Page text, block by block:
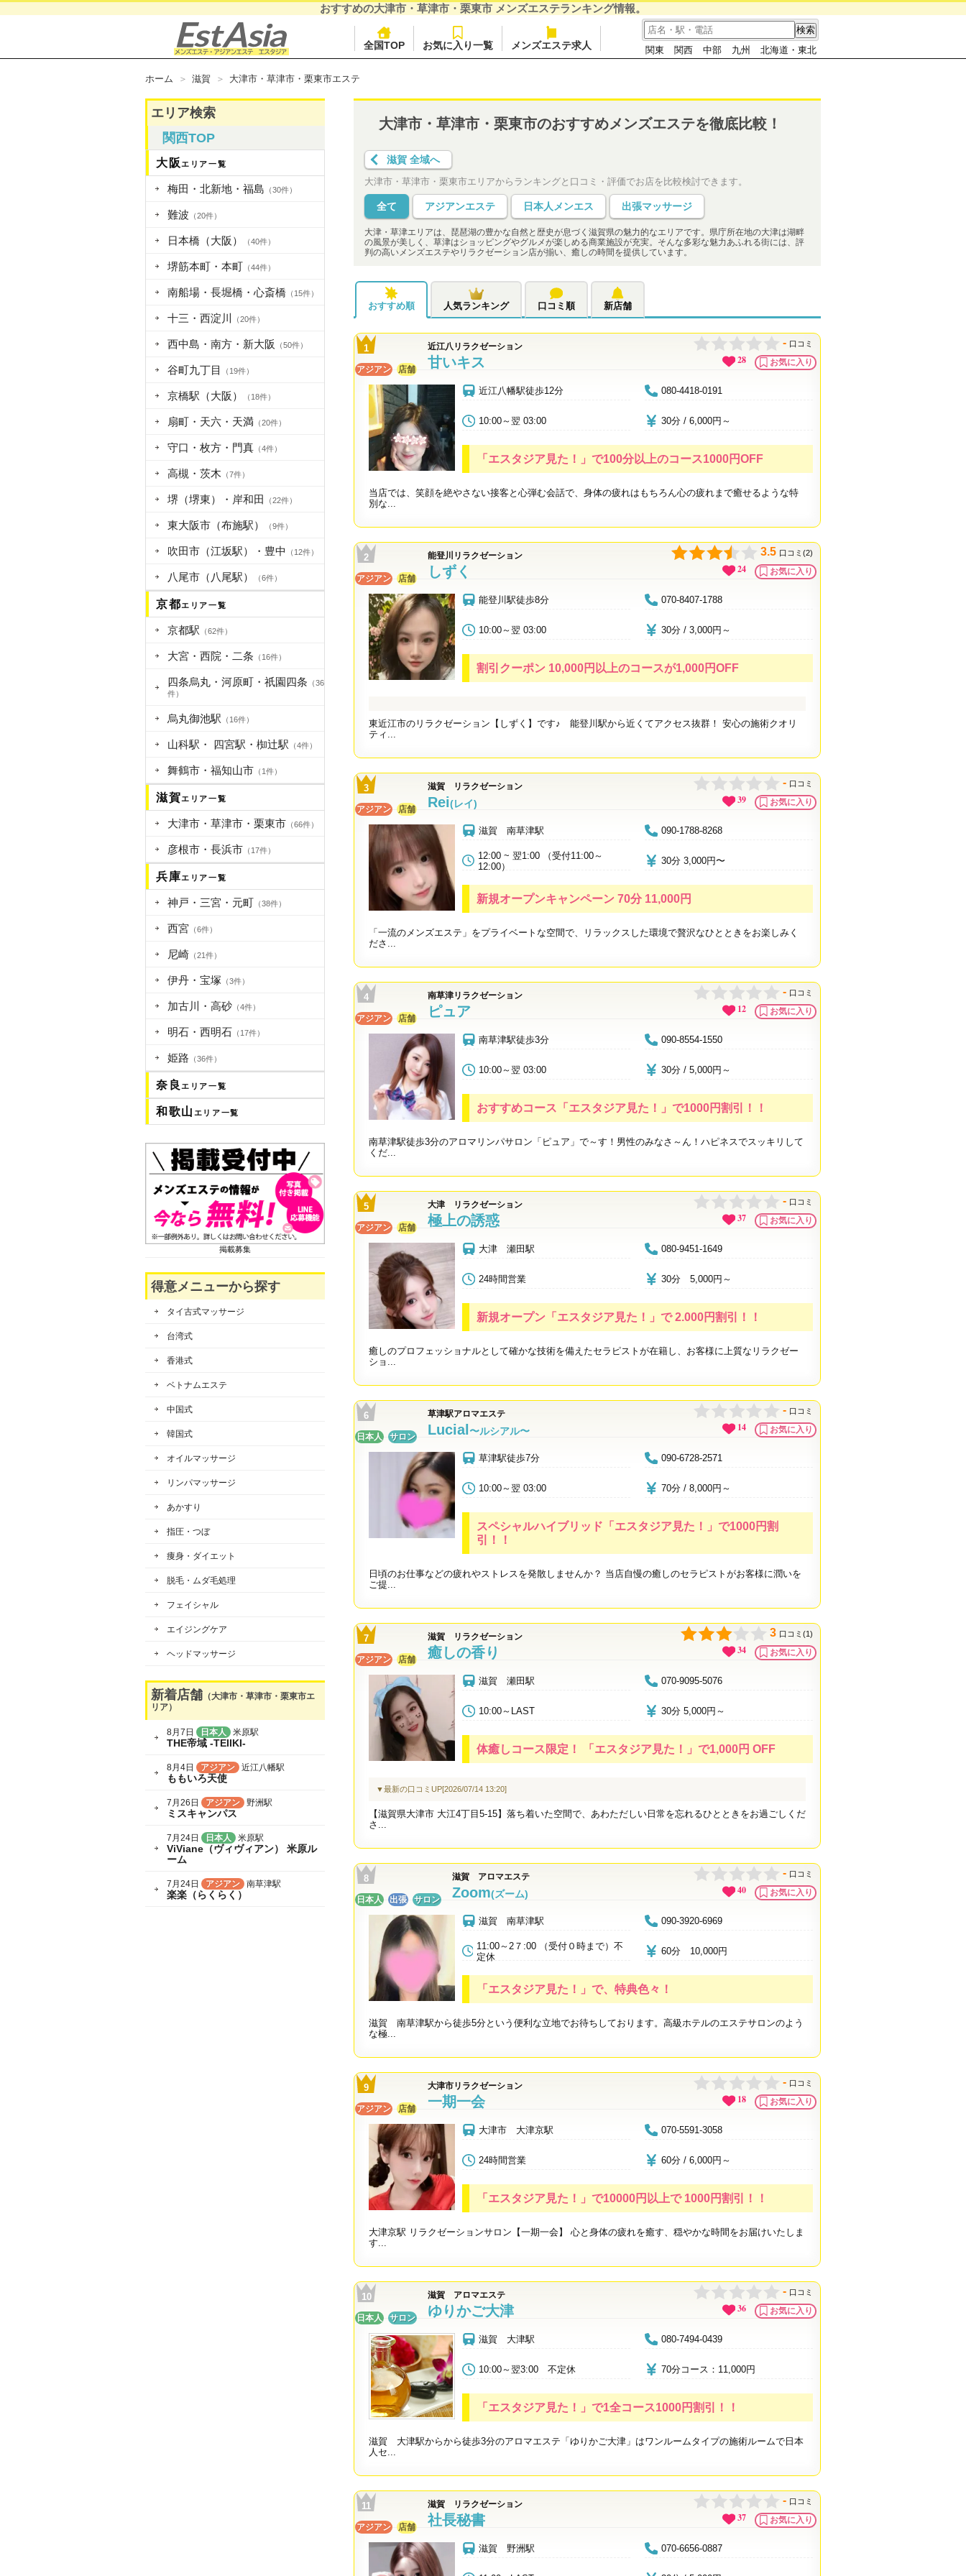
おすすめの大津市・草津市・栗東市 メンズエステランキング情報。
全国TOP お気に入り一覧 メンズエステ求人 関東 関西 中部 九州 北海道・東北
ホーム 滋賀 大津市・草津市・栗東市エステ
大津市・草津市・栗東市のおすすめメンズエステを徹底比較！
滋賀 全域へ
大津市・草津市・栗東市エリアからランキングと口コミ・評価でお店を比較検討できます。
全て アジアンエステ 日本人メンエス 出張マッサージ
大津・草津エリアは、琵琶湖の豊かな自然と歴史が息づく滋賀県の魅力的なエリアです。県庁所在地の大津は湖畔
の風景が美しく、草津はショッピングやグルメが楽しめる商業施設が充実。そんな多彩な魅力あふれる街には、評
判の高いメンズエステやリラクゼーション店が揃い、癒しの時間を提供しています。
おすすめ順 人気ランキング 口コミ順 新店舗
アジアン 店舗
近江八リラクゼーション
甘いキス
近江八幡駅徒歩12分 080-4418-0191
10:00～翌 03:00 30分 / 6,000円～
「エスタジア見た！」で100分以上のコース1000円OFF
- 口コミ
当店では、笑顔を絶やさない接客と心弾む会話で、身体の疲れはもちろん心の疲れまで癒せるような特
別な...
28 お気に入り
アジアン 店舗
能登川リラクゼーション
しずく
能登川駅徒歩8分 070-8407-1788
10:00～翌 03:00 30分 / 3,000円～
割引クーポン 10,000円以上のコースが1,000円OFF
3.5 口コミ(2)
東近江市のリラクゼーション【しずく】です♪ 能登川駅から近くてアクセス抜群！ 安心の施術クオリ
ティ...
24 お気に入り
アジアン 店舗
滋賀 リラクゼーション
Rei(レイ)
滋賀 南草津駅 090-1788-8268
12:00 ~ 翌1:00 （受付11:00～
12:00）
30分 3,000円〜
新規オープンキャンペーン 70分 11,000円
- 口コミ
「一流のメンズエステ」をプライベートな空間で、リラックスした環境で贅沢なひとときをお楽しみく
ださ...
39 お気に入り
アジアン 店舗
南草津リラクゼーション
ピュア
南草津駅徒歩3分 090-8554-1550
10:00～翌 03:00 30分 / 5,000円～
おすすめコース「エスタジア見た！」で1000円割引！！
- 口コミ
南草津駅徒歩3分のアロマリンパサロン「ピュア」で～す！男性のみなさ～ん！ハピネスでスッキリして
くだ...
12 お気に入り
アジアン 店舗
大津 リラクゼーション
極上の誘惑
大津 瀬田駅 080-9451-1649
24時間営業 30分 5,000円～
新規オープン「エスタジア見た！」で 2.000円割引！！
- 口コミ
癒しのプロフェッショナルとして確かな技術を備えたセラピストが在籍し、お客様に上質なリラクゼー
ショ...
37 お気に入り
日本人 サロン
草津駅アロマエステ
Lucial〜ルシアル〜
草津駅徒歩7分 090-6728-2571
10:00～翌 03:00 70分 / 8,000円～
スペシャルハイブリッド「エスタジア見た！」で1000円割
引！！
- 口コミ
日頃のお仕事などの疲れやストレスを発散しませんか？ 当店自慢の癒しのセラピストがお客様に潤いを
ご提...
14 お気に入り
アジアン 店舗
滋賀 リラクゼーション
癒しの香り
滋賀 瀬田駅 070-9095-5076
10:00～LAST 30分 5,000円～
体癒しコース限定！ 「エスタジア見た！」で1,000円 OFF
3 口コミ(1)
▼最新の口コミUP[2026/07/14 13:20]
【滋賀県大津市 大江4丁目5-15】落ち着いた空間で、あわただしい日常を忘れるひとときをお過ごしくだ
さ...
34 お気に入り
日本人 出張 サロン
滋賀 アロマエステ
Zoom(ズーム)
滋賀 南草津駅 090-3920-6969
11:00～2７:00 （受付０時まで）不
定休
60分 10,000円
「エスタジア見た！」で、特典色々！
- 口コミ
滋賀 南草津駅から徒歩5分という便利な立地でお待ちしております。高級ホテルのエステサロンのよう
な極...
40 お気に入り
アジアン 店舗
大津市リラクゼーション
一期一会
大津市 大津京駅 070-5591-3058
24時間営業 60分 / 6,000円～
「エスタジア見た！」で10000円以上で 1000円割引！！
- 口コミ
大津京駅 リラクゼーションサロン【一期一会】 心と身体の疲れを癒す、穏やかな時間をお届けいたしま
す...
18 お気に入り
日本人 サロン
滋賀 アロマエステ
ゆりかご大津
滋賀 大津駅 080-7494-0439
10:00～翌3:00 不定休 70分コース：11,000円
「エスタジア見た！」で1全コース1000円割引！！
- 口コミ
滋賀 大津駅からから徒歩3分のアロマエステ「ゆりかご大津」はワンルームタイプの施術ルームで日本
人セ...
36 お気に入り
アジアン 店舗
滋賀 リラクゼーション
社長秘書
滋賀 野洲駅 070-6656-0887
- 口コミ
37 お気に入り
エリア検索
関西TOP
大阪 エリア一覧
梅田・北新地・福島 （30件）
難波 （20件）
日本橋（大阪） （40件）
堺筋本町・本町 （44件）
南船場・長堀橋・心斎橋 （15件）
十三・西淀川 （20件）
西中島・南方・新大阪 （50件）
谷町九丁目 （19件）
京橋駅（大阪） （18件）
扇町・天六・天満 （20件）
守口・枚方・門真 （4件）
高槻・茨木 （7件）
堺（堺東）・岸和田 （22件）
東大阪市（布施駅） （9件）
吹田市（江坂駅）・豊中 （12件）
八尾市（八尾駅） （6件）
京都エリア一覧
京都駅 （62件）
大宮・西院・二条 （16件）
四条烏丸・河原町・祇園四条 （36
件）
烏丸御池駅 （16件）
山科駅・ 四宮駅・椥辻駅 （4件）
舞鶴市・福知山市 （1件）
滋賀エリア一覧
大津市・草津市・栗東市 （66件）
彦根市・長浜市 （17件）
兵庫エリア一覧
神戸・三宮・元町 （38件）
西宮 （6件）
尼崎 （21件）
伊丹・宝塚 （3件）
加古川・高砂 （4件）
明石・西明石 （17件）
姫路 （36件）
奈良 エリア一覧
和歌山 エリア一覧
掲載募集
得意メニューから探す
タイ古式マッサージ
台湾式
香港式
ベトナムエステ
中国式
韓国式
オイルマッサージ
リンパマッサージ
あかすり
指圧・つぼ
痩身・ダイエット
脱毛・ムダ毛処理
フェイシャル
エイジングケア
ヘッドマッサージ
新着店舗 （大津市・草津市・栗東市エ
リア）
8月7日 日本人 米原駅
THE帝域 -TEIIKI-
8月4日 アジアン 近江八幡駅
ももいろ天使
7月26日 アジアン 野洲駅
ミスキャンパス
7月24日 日本人 米原駅
ViViane（ヴィヴィアン） 米原ル
ーム
7月24日 アジアン 南草津駅
楽楽（らくらく）